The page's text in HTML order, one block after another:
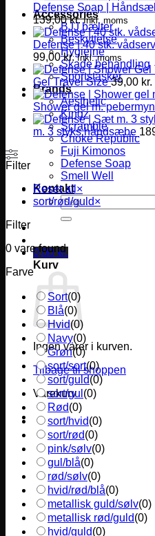
Accessories
BJJ bælter
Beskyttelse
Hygiejne
Skade behandling
Sportstasker
Brands
Aesthetic
Kingz
Scramble
Choke Republic
Fuji Kimonos
Defense Soap
Smell Well
Kontakt
Søg
efter:
0,00 kr.
Kurv
Ingen varer i kurven.
Tilbage til shoppen
Varekurv
Defense Soap |
139,00kr. Inkl. moms
Defense | 40 stk.
99,00kr. Inkl. moms
Gel Travel Size 39,00 kr.
Shower gel m.
m. 3 styks håndsæbe
Filter
Reset all ×
sort/rød/guld×
Filter
0 vare found
Farve
Sort(0)
Blå(0)
Hvid(0)
Navy(0)
Grøn(0)
sort/sort(0)
sort/guld(0)
sort/gul (0)
Rød(0)
sort/hvid(0)
sort/rød(0)
pink/sølv(0)
gul/blå(0)
rød/sølv(0)
hvid/rød/blå(0)
metallisk guld/sølv(0)
metallisk rød/guld(0)
hvid/guld(0)